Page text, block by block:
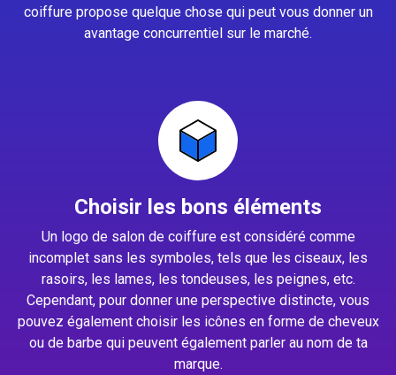
coiffure propose quelque chose qui peut vous donner un
avantage concurrentiel sur le marché.
Choisir les bons éléments
Un logo de salon de coiffure est considéré comme
incomplet sans les symboles, tels que les ciseaux, les
rasoirs, les lames, les tondeuses, les peignes, etc.
Cependant, pour donner une perspective distincte, vous
pouvez également choisir les icônes en forme de cheveux
ou de barbe qui peuvent également parler au nom de ta
marque.